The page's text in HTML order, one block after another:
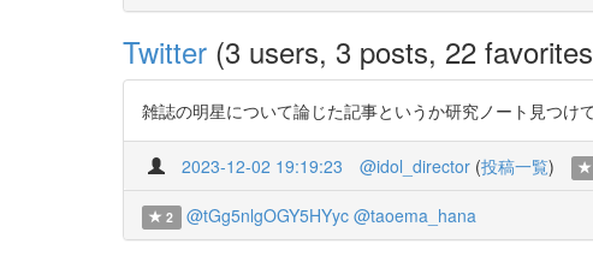
Twitter (3 users, 3 posts, 22
雑誌の明星について論じた記事というか研究ノート見つけ
2023-12-02 19:19:23 @idol_director (投稿一覧)
2 @tGg5nlgOGY5HYyc @taoema_hana